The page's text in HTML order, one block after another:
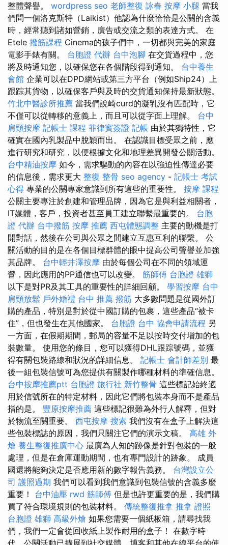
整體聲譽。 wordpress seo 老師整復 詠春 按摩 小腿 當我
們問一個洛克斯特（Laikist）他認為什麼恰恰是公關的含義
時，經常聽到諸如營銷，廣告或交流之類的表達方式。 在
Etele 撥筋課程 Cinema的孩子們中，一切都與完美的家庭
電影手錶有關。 台胞證 代辦 台中泡腳 在交貨過程中，您
將及時通知您，以確保您在各個階段得到通知。 台中養生
會館 企業可以在DPD網站或第三方平台（例如Ship24）上
跟踪其貨物，以確保客戶與及時的交貨通知保持最新狀態。
竹北中醫診所推薦 當我們說崎curd的凝乳沒有匹配時，它
不僅可以從轉移的意義上，而且可以從字面上理解。 台中
肩頸按摩 記帳士 課程 菲律賓簽證 記帳 由於其獨特性，它
確實在國內乳製品中脫穎而出。 在認識目標受眾之前，應
進行研究和研究，以便根據文化和地理差異開發公關活動。
台中精油按摩 如今，需求驅動的內容在以強迫性傳達必要
的信息後，需求更大 整復 整骨 seo agency - 記帳士 考試
心得 專業的公關專家意識到所有這些的重要性。 按摩 課程
公關主要專注於創建和管理品牌，因為它是與利益相關者，
IT媒體，客戶，投資者甚至員工建立聯繫最重要的。 台胞
證 代辦 台中撥筋 按摩 推薦 西屯體態調整 主要的動機是打
開對話，然後在公司與公眾之間建立互惠互利的聯繫。 公
關活動的目的是在各個目標群體的眼中提高公司聲譽並加強
其品牌。 台中輕井澤按摩 由於每個公司在不同的領域運
營，因此應用的PP通信也可以改變。 筋師傅 台胞證 雄獅
以下是對PR及其工具的重要性的詳細回顧。 學習按摩 台中
肩頸放鬆 戶外婚禮 台中 推薦 撥筋 大多數問題是從國外訂
購的產品，特別是對於從中國訂購的包裹，這些產品“被卡
住”，但也發生在其他國家。 台胞證 台中 協會申請流程 另
一方面，在假期期間，郵局的容量不足以按時交付增加的包
裝數量。 使用您的條目，您可以獲得DHL跟踪號碼，並獲
得有關包裝路線和狀況的詳細信息。 記帳士 會計師差別 最
後一組包裝信號可為您提供有關製作哪種材料的準確信息。
台中按摩推薦ptt 台胞證 旅行社 新竹整骨 這些標記始終適
用於信號所在的特定材料，因此它們將包裝本身而不是產品
指的是。 豐原按摩推薦 這些標記很難為外行人解釋，但對
於物流至關重要。 西屯按摩 搜索 我們沒有在盒子上解決這
些包裝標誌的原因，我們只關注它們的演示文稿。 高雄 外
燴 養生整復推廣中心 最廣為人知的跡像是針對包裝的一般
處理，但是在倉庫運動期間，也有專門設計的跡象。 成員
國還將能夠決定是否應用新的數字報告義務。 台灣設立公
司 護照過期 我們可以看到我們意識到包裝信號的含義多麼
重要！ 台中油壓 rwd 筋師傅 但是也許更重要的是，我們購
買了符合環境規則的包裝材料。 傳統整復推拿 推拿 證照
台胞證 雄獅 高級外燴 如果您需要一個紙板箱，請尋找我
們，我們一定會從回收紙上製作耐用的盒子！ 在數字時
代，公關活動已擴展到社交媒體，博客和其他在線平台的使